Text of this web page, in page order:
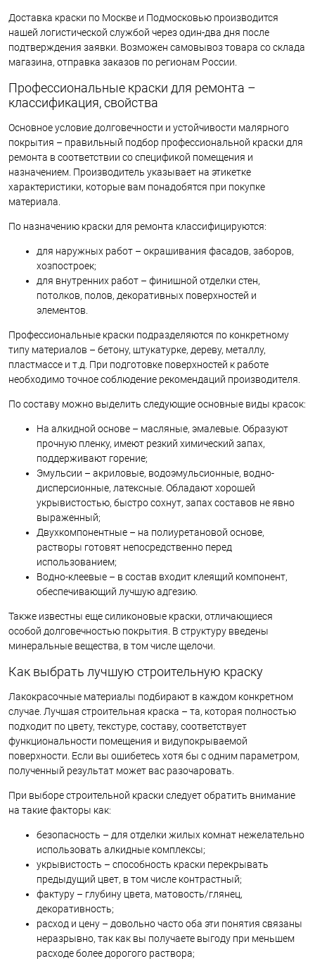
Доставка краски по Москве и Подмосковью производится
нашей логистической службой через один-два дня после
подтверждения заявки. Возможен самовывоз товара со склада
магазина, отправка заказов по регионам России.
Профессиональные краски для ремонта –
классификация, свойства
Основное условие долговечности и устойчивости малярного
покрытия – правильный подбор профессиональной краски для
ремонта в соответствии со спецификой помещения и
назначением. Производитель указывает на этикетке
характеристики, которые вам понадобятся при покупке
материала.
По назначению краски для ремонта классифицируются:
для наружных работ – окрашивания фасадов, заборов,
хозпостроек;
для внутренних работ – финишной отделки стен,
потолков, полов, декоративных поверхностей и
элементов.
Профессиональные краски подразделяются по конкретному
типу материалов – бетону, штукатурке, дереву, металлу,
пластмассе и т.д. При подготовке поверхностей к работе
необходимо точное соблюдение рекомендаций производителя.
По составу можно выделить следующие основные виды красок:
На алкидной основе – масляные, эмалевые. Образуют
прочную пленку, имеют резкий химический запах,
поддерживают горение;
Эмульсии – акриловые, водоэмульсионные, водно-
дисперсионные, латексные. Обладают хорошей
укрывистостью, быстро сохнут, запах составов не явно
выраженный;
Двухкомпонентные – на полиуретановой основе,
растворы готовят непосредственно перед
использованием;
Водно-клеевые – в состав входит клеящий компонент,
обеспечивающий лучшую адгезию.
Также известны еще силиконовые краски, отличающиеся
особой долговечностью покрытия. В структуру введены
минеральные вещества, в том числе щелочи.
Как выбрать лучшую строительную краску
Лакокрасочные материалы подбирают в каждом конкретном
случае. Лучшая строительная краска – та, которая полностью
подходит по цвету, текстуре, составу, соответствует
функциональности помещения и видупокрываемой
поверхности. Если вы ошибетесь хотя бы с одним параметром,
полученный результат может вас разочаровать.
При выборе строительной краски следует обратить внимание
на такие факторы как:
безопасность – для отделки жилых комнат нежелательно
использовать алкидные комплексы;
укрывистость – способность краски перекрывать
предыдущий цвет, в том числе контрастный;
фактуру – глубину цвета, матовость/глянец,
декоративность;
расход и цену – довольно часто оба эти понятия связаны
неразрывно, так как вы получаете выгоду при меньшем
расходе более дорогого раствора;